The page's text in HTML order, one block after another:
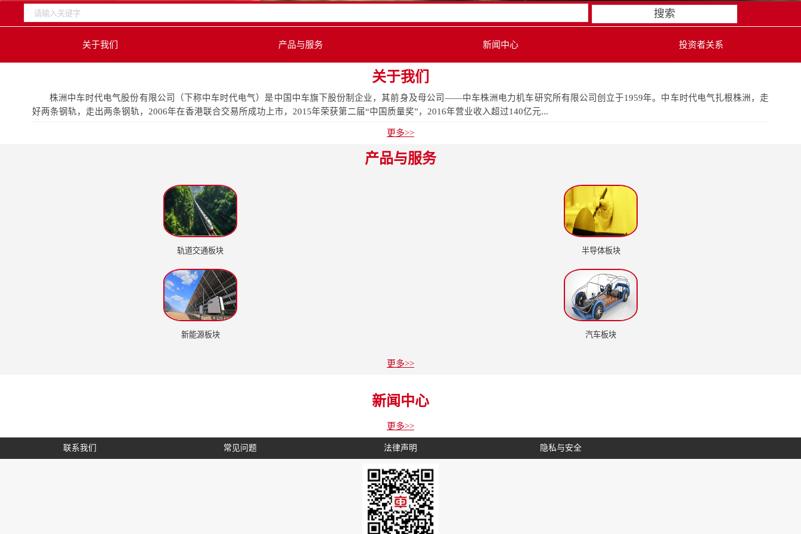
搜索
关于我们 产品与服务 新闻中心 投资者关系
关于我们
株洲中车时代电气股份有限公司（下称中车时代电气）是中国中车旗下股份制企业，其前身及母公司——中车株洲电力机车研究所有限公司创立于1959年。中车时代电气扎根株洲，走
好两条钢轨，走出两条钢轨，2006年在香港联合交易所成功上市，2015年荣获第二届“中国质量奖”，2016年营业收入超过140亿元...
更多>>
产品与服务
轨道交通板块 半导体板块
新能源板块 汽车板块
更多>>
新闻中心
更多>>
联系我们 常见问题 法律声明 隐私与安全